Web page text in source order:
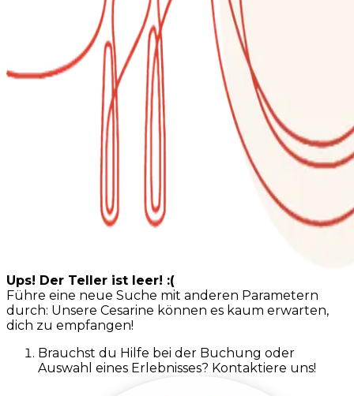
Ups! Der Teller ist leer! :(
Führe eine neue Suche mit anderen Parametern
durch: Unsere Cesarine können es kaum erwarten,
dich zu empfangen!
Brauchst du Hilfe bei der Buchung oder
Auswahl eines Erlebnisses? Kontaktiere uns!